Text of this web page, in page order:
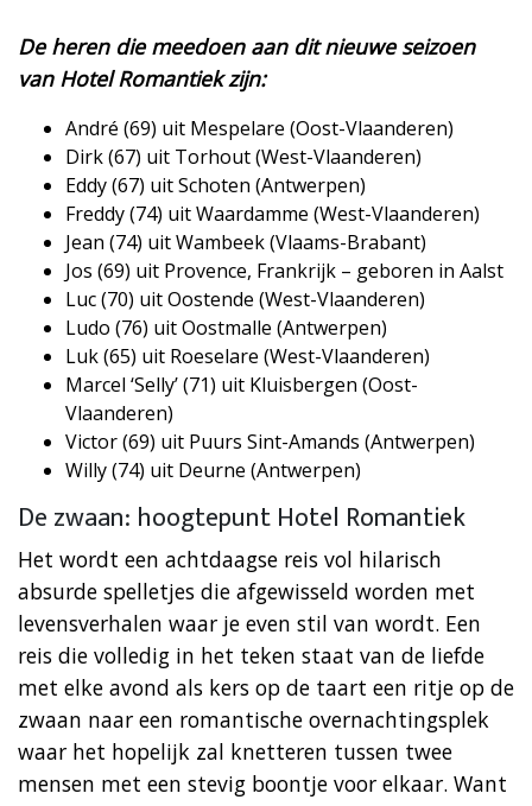
De heren die meedoen aan dit nieuwe seizoen
van Hotel Romantiek zijn:
André (69) uit Mespelare (Oost-Vlaanderen)
Dirk (67) uit Torhout (West-Vlaanderen)
Eddy (67) uit Schoten (Antwerpen)
Freddy (74) uit Waardamme (West-Vlaanderen)
Jean (74) uit Wambeek (Vlaams-Brabant)
Jos (69) uit Provence, Frankrijk – geboren in Aalst
Luc (70) uit Oostende (West-Vlaanderen)
Ludo (76) uit Oostmalle (Antwerpen)
Luk (65) uit Roeselare (West-Vlaanderen)
Marcel ‘Selly’ (71) uit Kluisbergen (Oost-
Vlaanderen)
Victor (69) uit Puurs Sint-Amands (Antwerpen)
Willy (74) uit Deurne (Antwerpen)
De zwaan: hoogtepunt Hotel Romantiek
Het wordt een achtdaagse reis vol hilarisch
absurde spelletjes die afgewisseld worden met
levensverhalen waar je even stil van wordt. Een
reis die volledig in het teken staat van de liefde
met elke avond als kers op de taart een ritje op de
zwaan naar een romantische overnachtingsplek
waar het hopelijk zal knetteren tussen twee
mensen met een stevig boontje voor elkaar. Want